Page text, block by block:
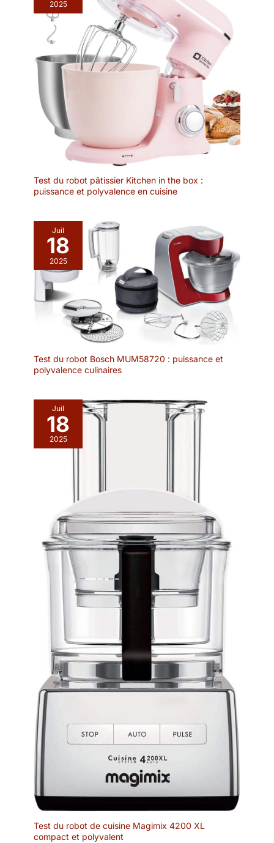
chauffage de l'huile ou
du bouillon. Contient
jusqu'à 1,2 litres. Lave-
vaisselle autorisé.
Sécurité et qualité :
réchaud stable,
couvercle porte
fourchettes anti-
éclaboussures, anses en
bois pour une bonne
prise en main. La
combinaison de
matériaux haut de
gamme tels l’acier et le
bois de hêtre confère à
livraison : 1 service à
fondue Kela Natura réf.
61201, comprenant 1
caquelon en acier émaillé
1,2l, 1 couvercle en inox
anti-éclaboussure, 1
réchaud en métal
chromé, 1 brûleur à pâte,
1 plateau en bois
céramique, 6 fourchettes
incluse. Hauteur 25,5 cm
- diamètre plateau 39
Autre <b> Couleur </b>:
2025
Test du robot pâtissier Kitchen in the box :
puissance et polyvalence en cuisine
Juil
18
2025
Test du robot Bosch MUM58720 : puissance et
polyvalence culinaires
Juil
18
2025
Test du robot de cuisine Magimix 4200 XL
compact et polyvalent